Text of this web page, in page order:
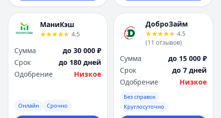
МаниКэш
4.5
Сумма
до 30 000 ₽
Срок
до 180 дней
Одобрение
Низкое
Онлайн Срочно
ДоброЗайм
4.5
(11 отзывов)
Сумма
до 15 000 ₽
Срок
до 7 дней
Одобрение
Низкое
Без справок
Круглосуточно